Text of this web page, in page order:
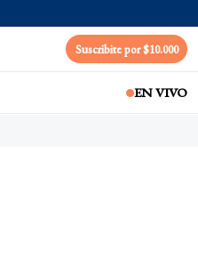
Suscribite por $10.000
EN VIVO